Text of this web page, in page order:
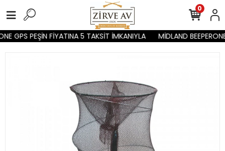
GPS PEŞİN FİYATINA 5 TAKSİT İMKANIYLA MİDLAND
0